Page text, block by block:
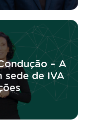
– A
sede de IVA